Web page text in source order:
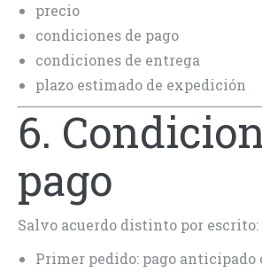
precio
condiciones de pago
condiciones de entrega
plazo estimado de expedición
6.
pago
Salvo acuerdo distinto por escrito:
Primer pedido: pago anticipado